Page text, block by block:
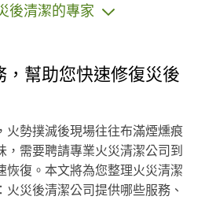
後清潔的專家
，幫助您快速修復災後
火勢撲滅後現場往往布滿煙燻痕
，需要聘請專業火災清潔公司到
恢復。本文將為您整理火災清潔
火災後清潔公司提供哪些服務、